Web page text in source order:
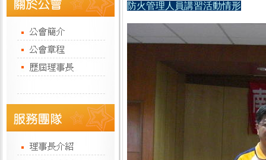
防火管理人員講習活動情形